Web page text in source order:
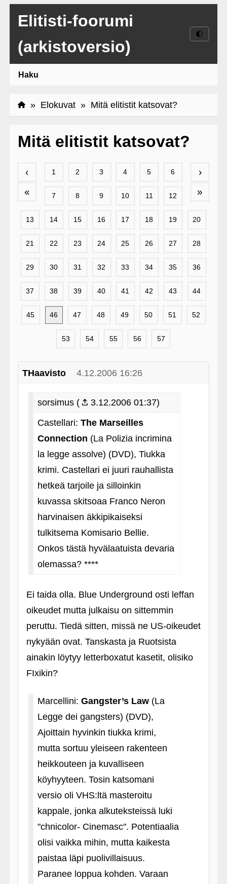
Elitisti-foorumi
(arkistoversio)
🌓
Haku
» Elokuvat» Mitä elitistit katsovat?
Mitä elitistit katsovat?
‹
«
›
»
1 2 3 4 5 6
7 8 9 10 11 12
13 14 15 16 17 18 19 20
21 22 23 24 25 26 27 28
29 30 31 32 33 34 35 36
37 38 39 40 41 42 43 44
45 46 47 48 49 50 51 52
53 54 55 56 57
THaavisto 4.12.2006 16:26
sorsimus (
3.12.2006 01:37)
Castellari: The Marseilles
Connection (La Polizia incrimina
la legge assolve) (DVD), Tiukka
krimi. Castellari ei juuri rauhallista
hetkeä tarjoile ja silloinkin
kuvassa skitsoaa Franco Neron
harvinaisen äkkipikaiseksi
tulkitsema Komisario Bellie.
Onkos tästä hyvälaatuista devaria
olemassa? ****
Ei taida olla. Blue Underground osti leffan
oikeudet mutta julkaisu on sittemmin
peruttu. Tiedä sitten, missä ne US-oikeudet
nykyään ovat. Tanskasta ja Ruotsista
ainakin löytyy letterboxatut kasetit, olisiko
FIxikin?
Marcellini: Gangster’s Law(La
Legge dei gangsters) (DVD),
Ajoittain hyvinkin tiukka krimi,
mutta sortuu yleiseen rakenteen
heikkouteen ja kuvalliseen
köyhyyteen. Tosin katsomani
versio oli VHS:ltä masteroitu
kappale, jonka alkuteksteissä luki
"chnicolor- Cinemasc". Potentiaalia
olisi vaikka mihin, mutta kaikesta
paistaa läpi puolivillaisuus.
Paranee loppua kohden. Varaan